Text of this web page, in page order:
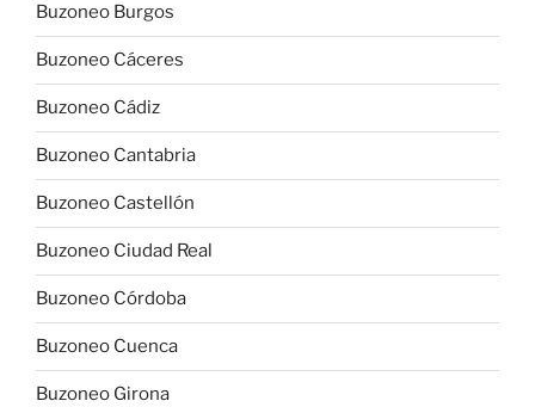
Buzoneo Burgos
Buzoneo Cáceres
Buzoneo Cádiz
Buzoneo Cantabria
Buzoneo Castellón
Buzoneo Ciudad Real
Buzoneo Córdoba
Buzoneo Cuenca
Buzoneo Girona